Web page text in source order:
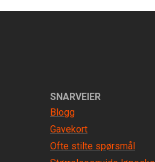
SNARVEIER
Blogg
Gavekort
Ofte stilte spørsmål